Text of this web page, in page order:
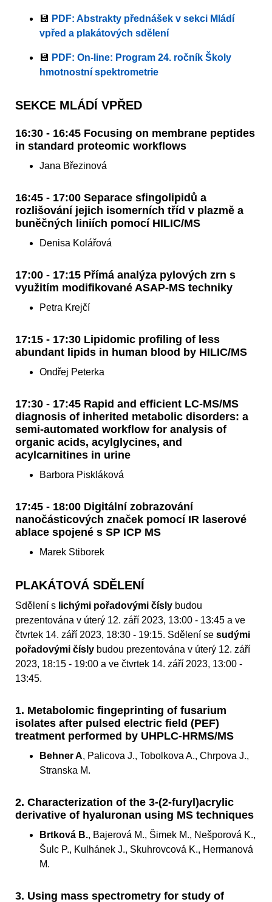
💾 PDF: Abstrakty přednášek v sekci Mládí
vpřed a plakátových sdělení
💾 PDF: On-line: Program 24. ročník Školy
hmotnostní spektrometrie
SEKCE MLÁDÍ VPŘED
16:30 - 16:45 Focusing on membrane peptides
in standard proteomic workflows
Jana Březinová
16:45 - 17:00 Separace sfingolipidů a
rozlišování jejich isomerních tříd v plazmě a
buněčných liniích pomocí HILIC/MS
Denisa Kolářová
17:00 - 17:15 Přímá analýza pylových zrn s
využitím modifikované ASAP-MS techniky
Petra Krejčí
17:15 - 17:30 Lipidomic profiling of less
abundant lipids in human blood by HILIC/MS
Ondřej Peterka
17:30 - 17:45 Rapid and efficient LC-MS/MS
diagnosis of inherited metabolic disorders: a
semi-automated workflow for analysis of
organic acids, acylglycines, and
acylcarnitines in urine
Barbora Piskláková
17:45 - 18:00 Digitální zobrazování
nanočásticových značek pomocí IR laserové
ablace spojené s SP ICP MS
Marek Stiborek
PLAKÁTOVÁ SDĚLENÍ
Sdělení s lichými pořadovými čísly budou
prezentována v úterý 12. září 2023, 13:00 - 13:45 a ve
čtvrtek 14. září 2023, 18:30 - 19:15. Sdělení se sudými
pořadovými čísly budou prezentována v úterý 12. září
2023, 18:15 - 19:00 a ve čtvrtek 14. září 2023, 13:00 -
13:45.
1. Metabolomic fingeprinting of fusarium
isolates after pulsed electric field (PEF)
treatment performed by UHPLC-HRMS/MS
Behner A, Palicova J., Tobolkova A., Chrpova J.,
Stranska M.
2. Characterization of the 3-(2-furyl)acrylic
derivative of hyaluronan using MS techniques
Brtková B., Bajerová M., Šimek M., Nešporová K.,
Šulc P., Kulhánek J., Skuhrovcová K., Hermanová
M.
3. Using mass spectrometry for study of